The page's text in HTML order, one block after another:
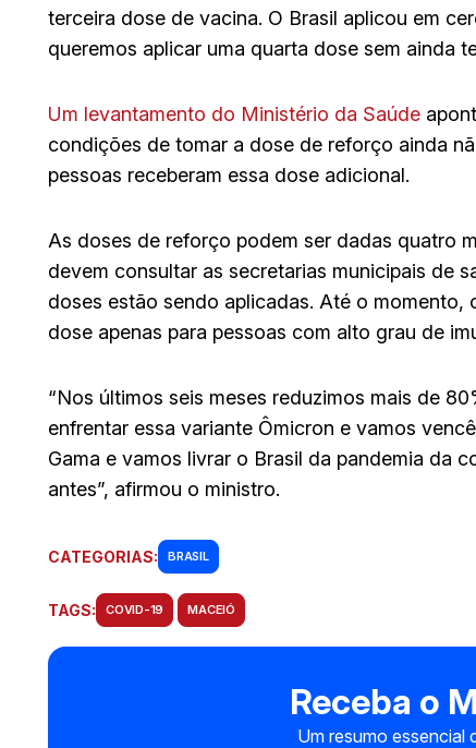
terceira dose de vacina. O Brasil aplicou em
queremos aplicar uma quarta dose sem ainda
Um levantamento do Ministério da Saúde
condições de tomar a dose de reforço ainda
pessoas receberam essa dose adicional.
As doses de reforço podem ser dadas quatro
devem consultar as secretarias municipais de
doses estão sendo aplicadas. Até o
dose apenas para pessoas com alto grau de
“Nos últimos seis meses reduzimos mais de
enfrentar essa variante Ômicron e vamos
Gama e vamos livrar o Brasil da pandemia da
antes”, afirmou o ministro.
CATEGORIAS: BRASIL
TAGS: COVID-19 MACEIÓ
Receba o
Um resumo essencial